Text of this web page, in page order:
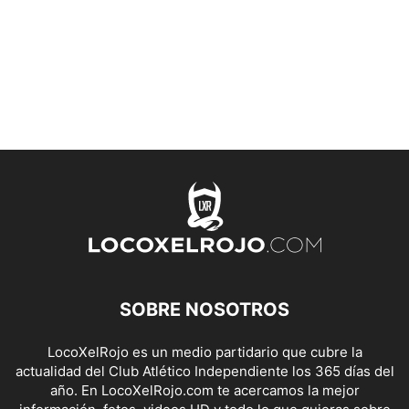
SOBRE NOSOTROS
LocoXelRojo es un medio partidario que cubre la
actualidad del Club Atlético Independiente los 365 días del
año. En LocoXelRojo.com te acercamos la mejor